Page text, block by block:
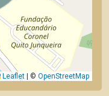
Leaflet © OpenStreetMap